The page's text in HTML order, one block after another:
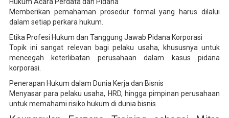
Hukum Acara Perdata dan Pidana
Memberikan pemahaman prosedur formal yang harus dilalui
dalam setiap perkara hukum.
Etika Profesi Hukum dan Tanggung Jawab Pidana Korporasi
Topik ini sangat relevan bagi pelaku usaha, khususnya untuk
mencegah keterlibatan perusahaan dalam kasus pidana
korporasi.
Penerapan Hukum dalam Dunia Kerja dan Bisnis
Menyasar para pelaku usaha, HRD, hingga pimpinan perusahaan
untuk memahami risiko hukum di dunia bisnis.